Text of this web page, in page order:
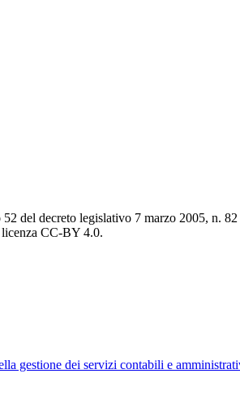
del decreto legislativo 7 marzo 2005, n.
CC-BY 4.0.
gestione dei servizi contabili e